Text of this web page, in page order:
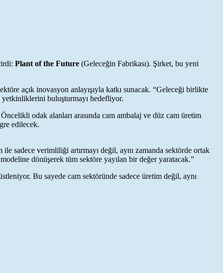
Plant of the Future (Geleceğin Fabrikası). Şirket, bu yeni
açık inovasyon anlayışıyla katkı sunacak. “Geleceği birlikte
buluşturmayı hedefliyor.
odak alanları arasında cam ambalaj ve düz cam üretim
edilecek.
sadece verimliliği artırmayı değil, aynı zamanda sektörde ortak
dönüşerek tüm sektöre yayılan bir değer yaratacak.”
Bu sayede cam sektöründe sadece üretim değil, aynı